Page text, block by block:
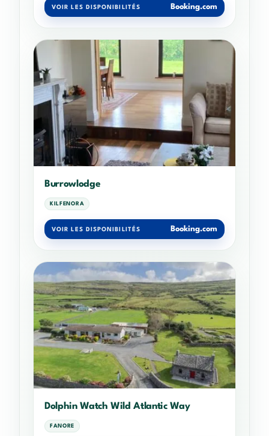
VOIR LES DISPONIBILITÉS Booking.com
Burrowlodge
KILFENORA
VOIR LES DISPONIBILITÉS Booking.com
Dolphin Watch Wild Atlantic Way
FANORE